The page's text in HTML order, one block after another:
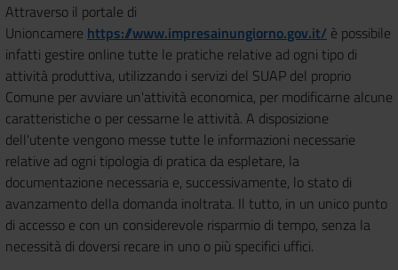
Attraverso il portale di
Unioncamere https://www.impresainungiorno.gov.it/ è possibile
infatti gestire online tutte le pratiche relative ad ogni tipo di
attività produttiva, utilizzando i servizi del SUAP del proprio
Comune per avviare un'attività economica, per modificarne alcune
caratteristiche o per cessarne le attività. A disposizione
dell'utente vengono messe tutte le informazioni necessarie
relative ad ogni tipologia di pratica da espletare, la
documentazione necessaria e, successivamente, lo stato di
avanzamento della domanda inoltrata. Il tutto, in un unico punto
di accesso e con un considerevole risparmio di tempo, senza la
necessità di doversi recare in uno o più specifici uffici.